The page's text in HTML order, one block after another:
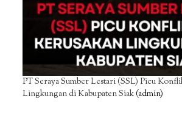
PT Seraya Sumber Lestari (SSL) Picu
Lingkungan di Kabupaten Siak(admin)